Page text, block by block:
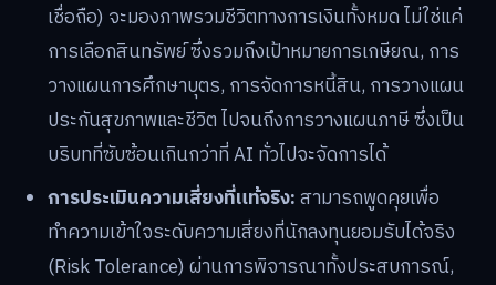
เชื่อถือ) จะมองภาพรวมชีวิตทางการเงินทั้งหมด ไม่ใช่แค่
การเลือกสินทรัพย์ ซึ่งรวมถึงเป้าหมายการเกษียณ, การ
วางแผนการศึกษาบุตร, การจัดการหนี้สิน, การวางแผน
ประกันสุขภาพและชีวิต ไปจนถึงการวางแผนภาษี ซึ่งเป็น
บริบทที่ซับซ้อนเกินกว่าที่ AI ทั่วไปจะจัดการได้
การประเมินความเสี่ยงที่แท้จริง:สามารถพูดคุยเพื่อ
ทำความเข้าใจระดับความเสี่ยงที่นักลงทุนยอมรับได้จริง
(Risk Tolerance) ผ่านการพิจารณาทั้งประสบการณ์,